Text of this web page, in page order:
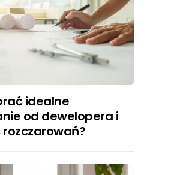
idealne
od dewelopera i